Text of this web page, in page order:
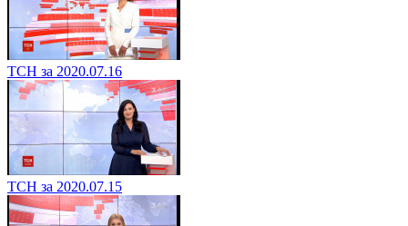
ТСН за 2020.07.16
ТСН за 2020.07.15